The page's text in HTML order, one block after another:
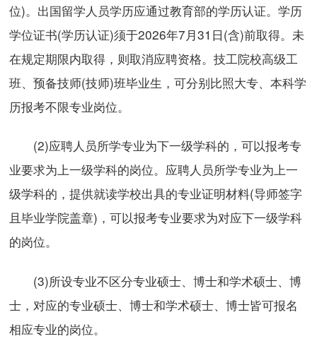
位)。出国留学人员学历应通过教育部的学历认证。学历
学位证书(学历认证)须于2026年7月31日(含)前取得。未
在规定期限内取得，则取消应聘资格。技工院校高级工
班、预备技师(技师)班毕业生，可分别比照大专、本科学
历报考不限专业岗位。
(2)应聘人员所学专业为下一级学科的，可以报考专
业要求为上一级学科的岗位。应聘人员所学专业为上一
级学科的，提供就读学校出具的专业证明材料(导师签字
且毕业学院盖章)，可以报考专业要求为对应下一级学科
的岗位。
(3)所设专业不区分专业硕士、博士和学术硕士、博
士，对应的专业硕士、博士和学术硕士、博士皆可报名
相应专业的岗位。